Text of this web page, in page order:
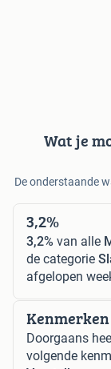
Wat je
De onderstaande
3,2%
3,2% van alle
de categorie
afgelopen
Kenmerken
Doorgaans
volgende